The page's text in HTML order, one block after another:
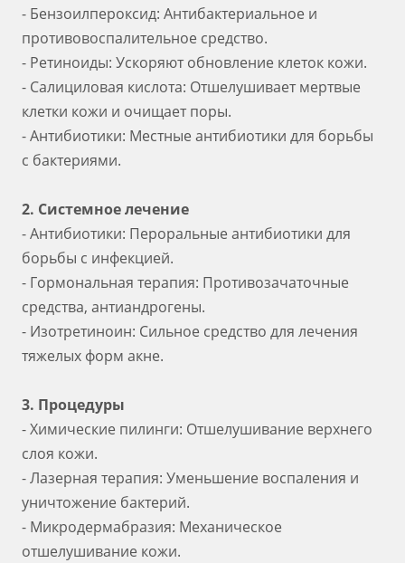
- Бензоилпероксид: Антибактериальное и
противовоспалительное средство.
- Ретиноиды: Ускоряют обновление клеток кожи.
- Салициловая кислота: Отшелушивает мертвые
клетки кожи и очищает поры.
- Антибиотики: Местные антибиотики для борьбы
с бактериями.
2. Системное лечение
- Антибиотики: Пероральные антибиотики для
борьбы с инфекцией.
- Гормональная терапия: Противозачаточные
средства, антиандрогены.
- Изотретиноин: Сильное средство для лечения
тяжелых форм акне.
3. Процедуры
- Химические пилинги: Отшелушивание верхнего
слоя кожи.
- Лазерная терапия: Уменьшение воспаления и
уничтожение бактерий.
- Микродермабразия: Механическое
отшелушивание кожи.